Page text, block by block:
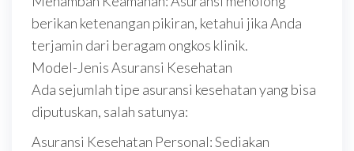
berikan ketenangan pikiran, ketahui jika Anda
terjamin dari beragam ongkos klinik.
Model-Jenis Asuransi Kesehatan
Ada sejumlah tipe asuransi kesehatan yang bisa
diputuskan, salah satunya:
Asuransi Kesehatan Personal: Sediakan